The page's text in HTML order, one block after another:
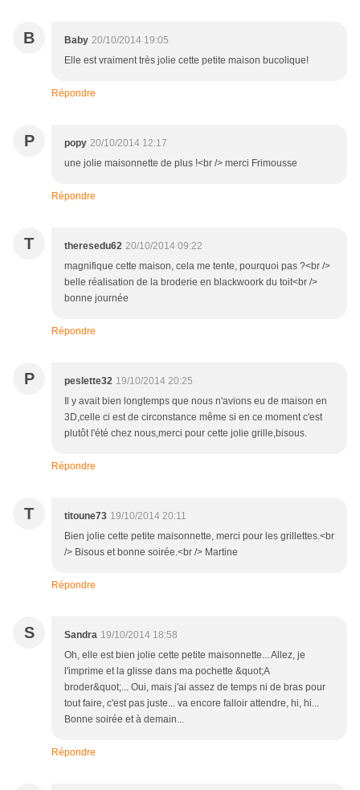
B Baby 20/10/2014 19:05
Elle est vraiment très jolie cette petite maison bucolique!
Répondre
P popy 20/10/2014 12:17
une jolie maisonnette de plus !<br /> merci Frimousse
Répondre
T theresedu62 20/10/2014 09:22
magnifique cette maison, cela me tente, pourquoi pas ?<br />
belle réalisation de la broderie en blackwoork du toit<br />
bonne journée
Répondre
P peslette32 19/10/2014 20:25
Il y avait bien longtemps que nous n'avions eu de maison en
3D,celle ci est de circonstance même si en ce moment c'est
plutôt l'été chez nous,merci pour cette jolie grille,bisous.
Répondre
T titoune73 19/10/2014 20:11
Bien jolie cette petite maisonnette, merci pour les grillettes.<br
/> Bisous et bonne soirée.<br /> Martine
Répondre
S Sandra 19/10/2014 18:58
Oh, elle est bien jolie cette petite maisonnette... Allez, je
l'imprime et la glisse dans ma pochette &quot;A
broder&quot;... Oui, mais j'ai assez de temps ni de bras pour
tout faire, c'est pas juste... va encore falloir attendre, hi, hi...
Bonne soirée et à demain...
Répondre